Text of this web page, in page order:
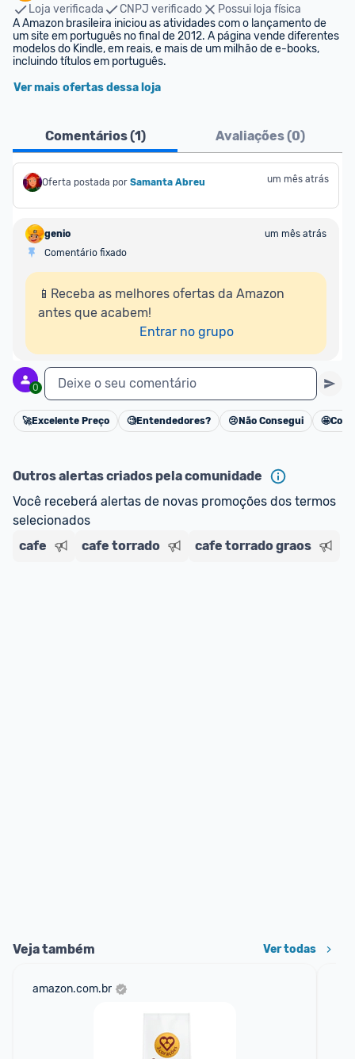
Loja verificada
CNPJ verificado
Possui loja física
A Amazon brasileira iniciou as atividades com o lançamento de
um site em português no final de 2012. A página vende diferentes
modelos do Kindle, em reais, e mais de um milhão de e-books,
incluindo títulos em português.
Ver mais ofertas dessa loja
Comentários (1) Avaliações (0)
Oferta postada por Samanta Abreu um mês atrás
genio
um mês atrás
Comentário fixado
📱Receba as melhores ofertas da Amazon
antes que acabem!
Entrar no grupo
0 Deixe o seu comentário
Cancelar
🚀Excelente Preço 🧐Entendedores? 😢 Não Consegui 🤩
Outros alertas criados pela comunidade
Você receberá alertas de novas promoções dos termos
selecionados
cafe
cafe torrado cafe torrado graos
Veja também Ver todas
amazon.com.br